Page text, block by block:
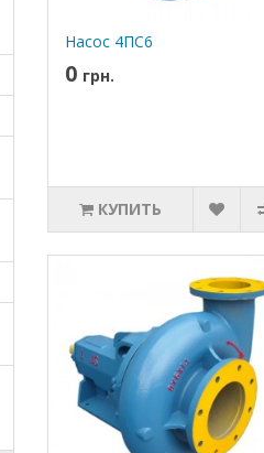
Насос 4ПС6
0 грн.
КУПИТЬ